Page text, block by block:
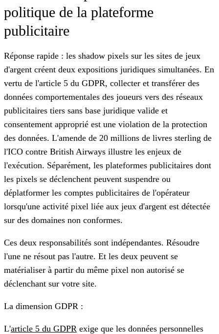
politique de la plateforme
publicitaire
Réponse rapide : les shadow pixels sur les sites de jeux
d'argent créent deux expositions juridiques simultanées. En
vertu de l'article 5 du GDPR, collecter et transférer des
données comportementales des joueurs vers des réseaux
publicitaires tiers sans base juridique valide et
consentement approprié est une violation de la protection
des données. L'amende de 20 millions de livres sterling de
l'ICO contre British Airways illustre les enjeux de
l'exécution. Séparément, les plateformes publicitaires dont
les pixels se déclenchent peuvent suspendre ou
déplatformer les comptes publicitaires de l'opérateur
lorsqu'une activité pixel liée aux jeux d'argent est détectée
sur des domaines non conformes.
Ces deux responsabilités sont indépendantes. Résoudre
l'une ne résout pas l'autre. Et les deux peuvent se
matérialiser à partir du même pixel non autorisé se
déclenchant sur votre site.
La dimension GDPR :
L'article 5 du GDPR exige que les données personnelles